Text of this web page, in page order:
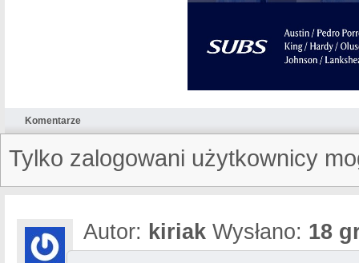
Komentarze
Tylko zalogowani użytkownicy
Autor: kiriak Wysłano: 18